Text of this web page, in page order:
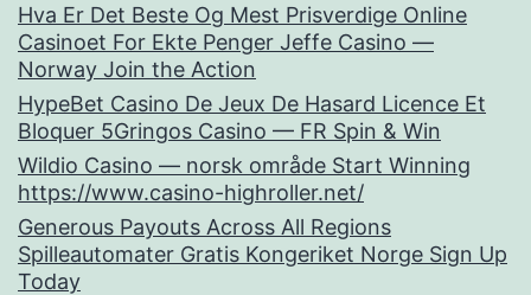
Hva Er Det Beste Og Mest Prisverdige Online
Casinoet For Ekte Penger Jeffe Casino —
Norway Join the Action
HypeBet Casino De Jeux De Hasard Licence Et
Bloquer 5Gringos Casino — FR Spin & Win
Wildio Casino — norsk område Start Winning
https://www.casino-highroller.net/
Generous Payouts Across All Regions
Spilleautomater Gratis Kongeriket Norge Sign Up
Today